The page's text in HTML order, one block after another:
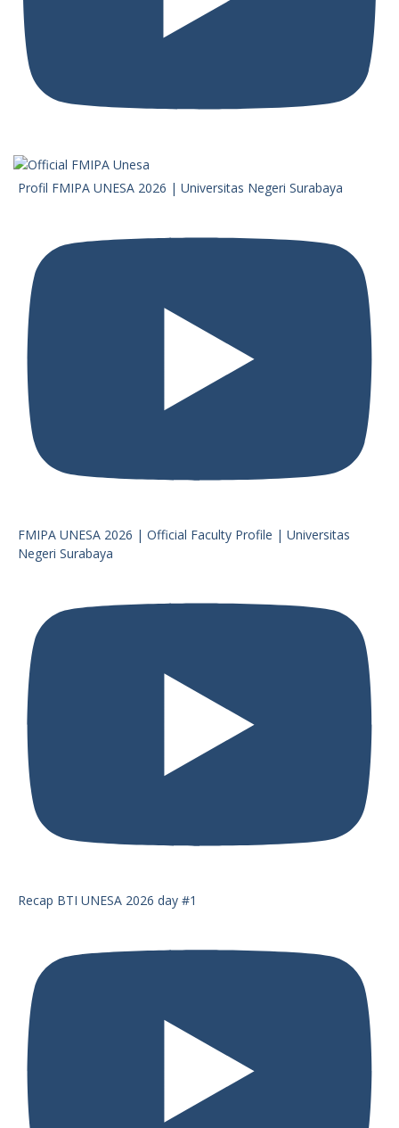
Profil FMIPA UNESA 2026 | Universitas Negeri Surabaya
FMIPA UNESA 2026 | Official Faculty Profile | Universitas
Negeri Surabaya
Recap BTI UNESA 2026 day #1